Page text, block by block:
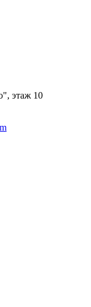
этаж 10